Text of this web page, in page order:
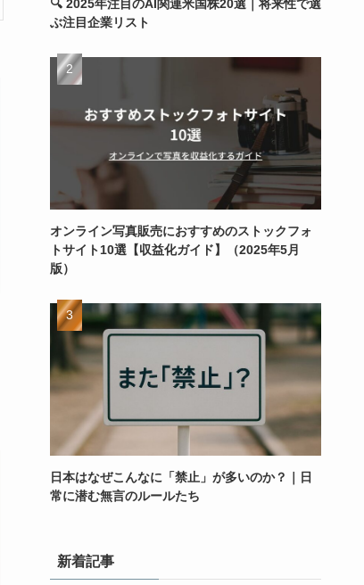
🔍 2025年注目のAI関連米国株20選｜将来性で選
ぶ注目企業リスト
オンライン写真販売におすすめのストックフォ
トサイト10選【収益化ガイド】（2025年5月
版）
日本はなぜこんなに「禁止」が多いのか？｜日
常に潜む無言のルールたち
新着記事